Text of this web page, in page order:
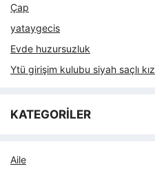
Çap
yataygecis
Evde huzursuzluk
Ytü girişim kulubu siyah saçlı kız
KATEGORİLER
Aile